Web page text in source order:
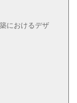
におけるデザ